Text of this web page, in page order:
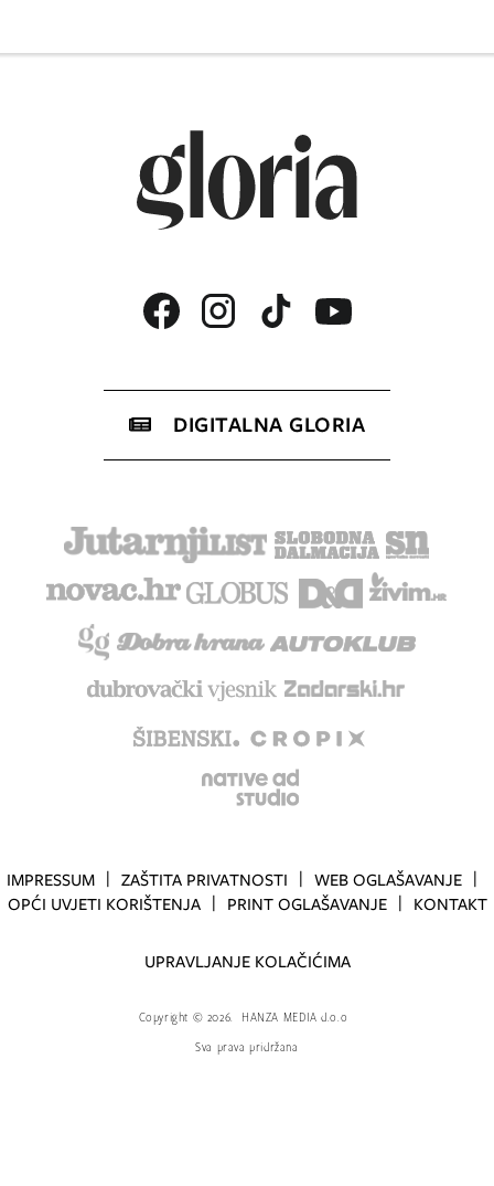
DIGITALNA GLORIA
IMPRESSUM ZAŠTITA PRIVATNOSTI
WEB OGLAŠAVANJE
OPĆI UVJETI KORIŠTENJA
PRINT OGLAŠAVANJE KONTAKT
UPRAVLJANJE KOLAČIĆIMA
Copyright © 2026.
HANZA MEDIA d.o.o
Sva prava pridržana